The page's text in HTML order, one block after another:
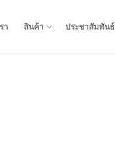
า สินค้า ประชาสัมพันธ์